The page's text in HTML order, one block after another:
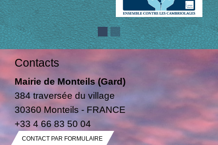
Contacts
Mairie de Monteils (Gard)
384 traversée du village
30360 Monteils - FRANCE
+33 4 66 83 50 04
CONTACT PAR FORMULAIRE